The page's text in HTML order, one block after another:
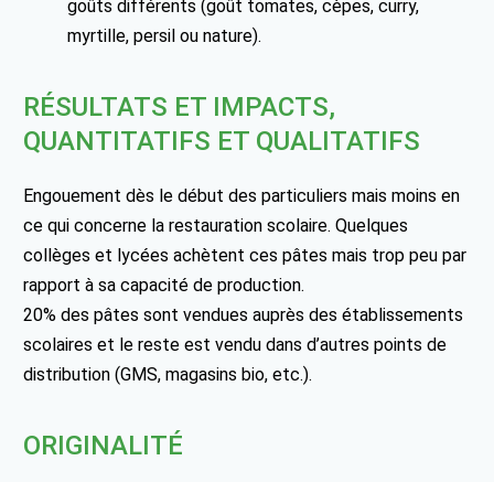
goûts différents (goût tomates, cèpes, curry,
myrtille, persil ou nature).
RÉSULTATS ET IMPACTS,
QUANTITATIFS ET QUALITATIFS
Engouement dès le début des particuliers mais moins en
ce qui concerne la restauration scolaire. Quelques
collèges et lycées achètent ces pâtes mais trop peu par
rapport à sa capacité de production.
20% des pâtes sont vendues auprès des établissements
scolaires et le reste est vendu dans d’autres points de
distribution (GMS, magasins bio, etc.).
ORIGINALITÉ